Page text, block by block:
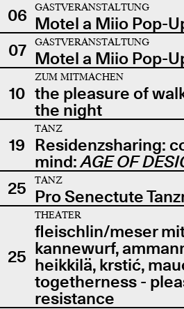
06
GASTVERANSTALTUNG
Motel a Miio Pop-
07
GASTVERANSTALTUNG
Motel a Miio Pop-
10
ZUM MITMACHEN
the pleasure of
the night
19
TANZ
Residenzsharing:
mind:AGE OF
25
TANZ
Pro Senectute
25
THEATER
fleischlin/meser
kannewurf,
heikkilä, krstić,
togetherness -
resistance